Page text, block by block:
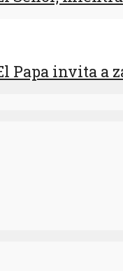
Papa invita a